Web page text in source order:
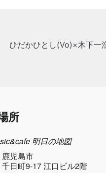
所
明日の地図
鹿児島市
千日町9-17 江口ビル2階